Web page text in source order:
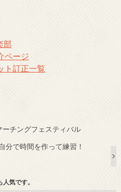
部
ページ
ト訂正一覧
チングフェスティバル
自分で時間を作って練習！
気です。